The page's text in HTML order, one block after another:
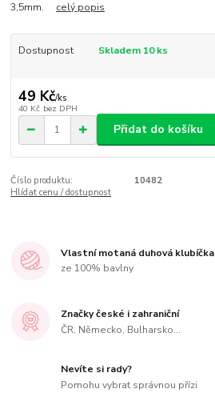
3,5mm. celý popis
Dostupnost Skladem 10 ks
49 Kč/ks
40 Kč bez DPH
Přidat do košíku
Číslo produktu:
10482
Hlídat cenu / dostupnost
Vlastní motaná duhová klubíčka
ze 100% bavlny
Značky české i zahraniční
ČR, Německo, Bulharsko...
Nevíte si rady?
Pomohu vybrat správnou přízi